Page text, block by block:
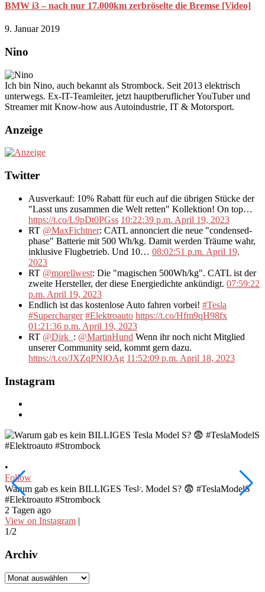
BMW i3 – nach nur 17.000km zerbröselte die Bremse [Video]
9. Januar 2019
Nino
Ich bin Nino, auch bekannt als Strombock. Seit 2013 elektrisch
unterwegs. Ex-IT-Teamleiter, jetzt hauptberuflicher YouTuber und
Streamer mit Know-how aus Autoindustrie, IT & Motorsport.
Anzeige
Twitter
Ausverkauf: 10% Rabatt für euch auf die übrigen Stücke der
"Lasst uns zusammen die Welt retten" Kollektion! On top…
https://t.co/L9pDt0PGss 10:22:39 p.m. April 19, 2023
RT @MaxFichtner: CATL annonciert die neue "condensed-
phase" Batterie mit 500 Wh/kg. Damit werden Träume wahr,
inklusive Flugbetrieb. Und 10… 08:02:51 p.m. April 19,
2023
RT @morellwest: Die "magischen 500Wh/kg". CATL ist der
zweite Hersteller, der diese Energiedichte ankündigt. 07:59:22
p.m. April 19, 2023
Endlich ist das kostenlose Auto fahren vorbei! #Tesla
#Supercharger #Elektroauto https://t.co/Hfm9qH98fx
01:21:36 p.m. April 19, 2023
RT @Dirk_ : @MartinHund Wenn ihr noch nicht Mitglied
unserer Community seid, kommt gern dazu.
https://t.co/JXZqPNlOAg 11:52:09 p.m. April 18, 2023
Instagram
•
Follow
Warum gab es kein BILLIGES Tesla Model S? 😨 #TeslaModelS
#Elektroauto #Strombock
2 Tagen ago
View on Instagram |
1/2
Archiv
Archiv